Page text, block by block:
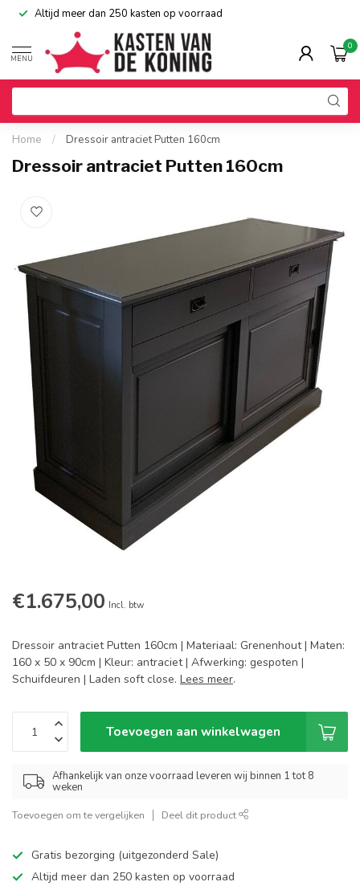
Altijd meer dan 250 kasten op voorraad
MENU
0
Home / Dressoir antraciet Putten 160cm
Dressoir antraciet Putten 160cm
€1.675,00 Incl. btw
Dressoir antraciet Putten 160cm | Materiaal: Grenenhout | Maten:
160 x 50 x 90cm | Kleur: antraciet | Afwerking: gespoten |
Schuifdeuren | Laden soft close. Lees meer.
Toevoegen aan winkelwagen
Afhankelijk van onze voorraad leveren wij binnen 1 tot 8
weken
Toevoegen om te vergelijken Deel dit product
Gratis bezorging (uitgezonderd Sale)
Altijd meer dan 250 kasten op voorraad